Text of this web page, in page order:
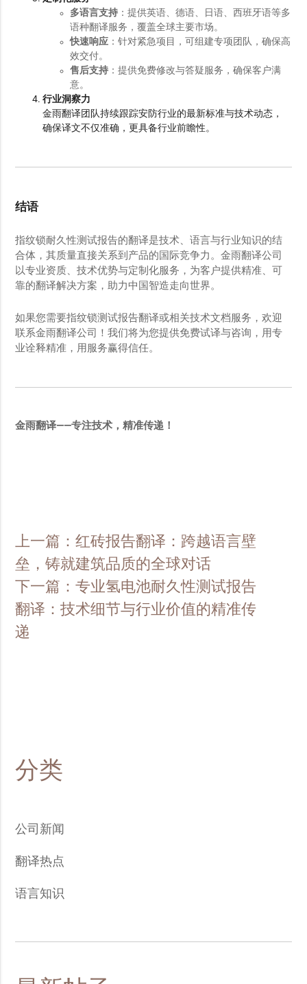
多语言支持 ：提供英语、德语、日语、西班牙语等多
语种翻译服务，覆盖全球主要市场。
快速响应 ：针对紧急项目，可组建专项团队，确保高
效交付。
售后支持 ：提供免费修改与答疑服务，确保客户满
意。
行业洞察力
金雨翻译团队持续跟踪安防行业的最新标准与技术动态，
确保译文不仅准确，更具备行业前瞻性。
结语
指纹锁耐久性测试报告的翻译是技术、语言与行业知识的结
合体，其质量直接关系到产品的国际竞争力。金雨翻译公司
以专业资质、技术优势与定制化服务，为客户提供精准、可
靠的翻译解决方案，助力中国智造走向世界。
如果您需要指纹锁测试报告翻译或相关技术文档服务，欢迎
联系金雨翻译公司！我们将为您提供免费试译与咨询，用专
业诠释精准，用服务赢得信任。
金雨翻译——专注技术，精准传递！
上一篇：红砖报告翻译：跨越语言壁
垒，铸就建筑品质的全球对话
下一篇：专业氢电池耐久性测试报告
翻译：技术细节与行业价值的精准传
递
分类
公司新闻
翻译热点
语言知识